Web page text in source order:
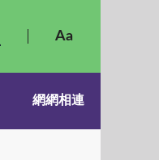
網網相連